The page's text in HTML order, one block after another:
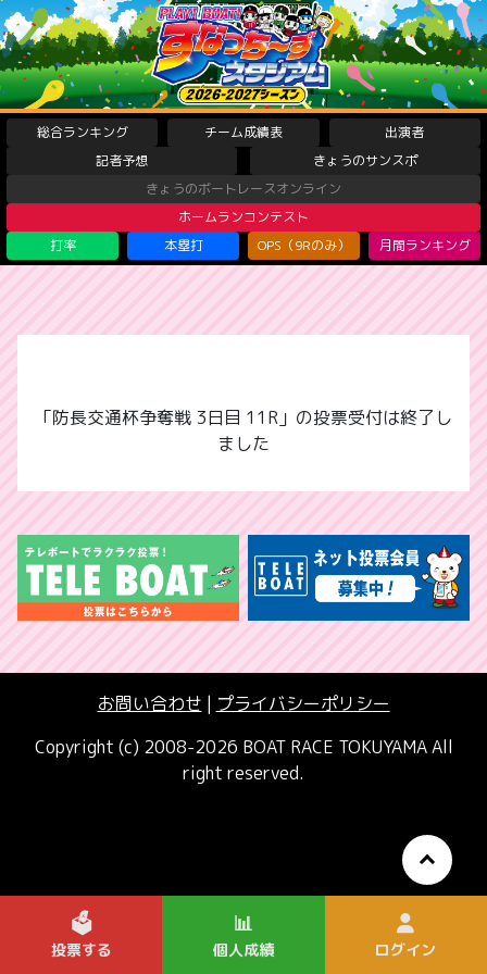
総合ランキング チーム成績表
出演者
記者予想
きょうのサンスポ
きょうのボートレースオンライン
ホームランコンテスト
打率
本塁打 OPS（9Rのみ） 月間ランキング
「防長交通杯争奪戦 3日目 11R」の投票受付は終了し
ました
お問い合わせ | プライバシーポリシー
Copyright (c) 2008-2026 BOAT RACE TOKUYAMA All
right reserved.
🗳️
投票する
📊
個人成績 ログイン